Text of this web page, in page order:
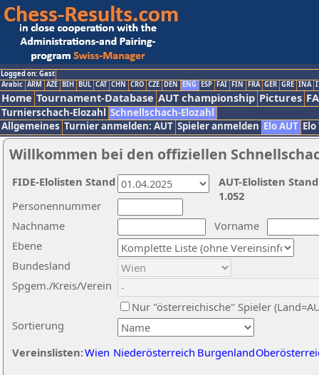
Logged on: Gast
Arabic ARM AZE BIH BUL CAT CHN CRO CZE DEN ENG ESP FAI FIN FRA GER GRE INA
Home Tournament-Database AUT championship Pictures
Turnierschach-Elozahl Schnellschach-Elozahl
Allgemeines Turnier anmelden: AUT Spieler anmelden Elo AUT
Willkommen bei den offiziellen
Nachname
Vorname
Ebene
Sortierung
Personennummer
Bundesland
Spgem./Kreis/Verein
Nur "österreichische" Spieler
Vereinslisten:Wien Niederösterreich Burgenland
AUT-Elolisten
1.052
FIDE-Elolisten Stand